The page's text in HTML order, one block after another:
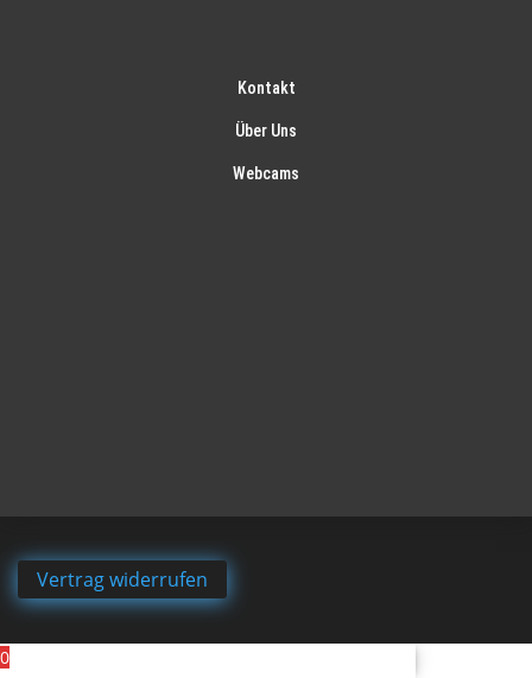
Kontakt
Über Uns
Webcams
Vertrag widerrufen
0